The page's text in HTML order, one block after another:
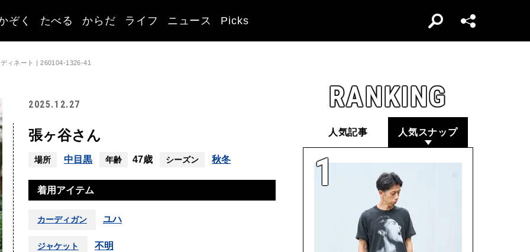
ぞく たべる からだ ライフ ニュース Picks
ィネート | 260104-1326-41
2025.12.27
張ヶ谷さん
場所 中目黒 年齢 47歳 シーズン 秋冬
着用アイテム
カーディガン ユハ
ジャケット 不明
RANKING
人気記事 人気スナップ